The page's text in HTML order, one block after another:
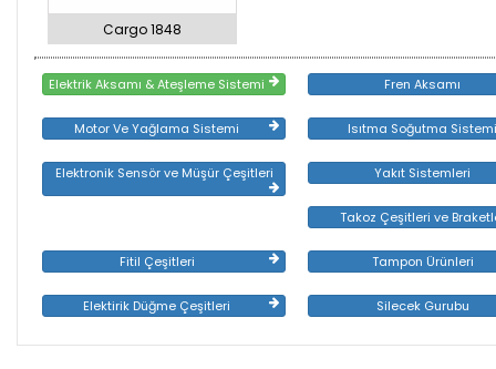
Cargo 1848
Elektrik Aksamı & Ateşleme Sistemi Fren Aksamı
Motor Ve Yağlama Sistemi Isıtma Soğutma
Elektronik Sensör ve Müşür Çeşitleri Yakıt Sistemleri
Takoz Çeşitleri ve
Fitil Çeşitleri Tampon Ürünleri
Elektirik Düğme Çeşitleri Silecek Gurubu